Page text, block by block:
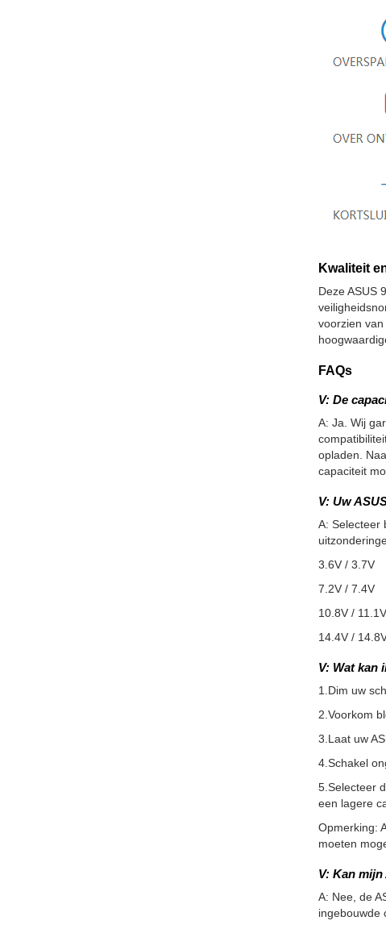
Kwaliteit
Deze ASUS
voorzien
FAQs
V: De
A: Ja. Wij
opladen.
capaciteit
V: Uw
A: Selecteer
3.6V / 3.7V
7.2V / 7.4V
10.8V / 11.1V
14.4V /
V: Wat kan
1.Dim uw
2.Voorkom
3.Laat uw
4.Schakel
5.Selecteer
een lagere
Opmerking:
moeten
V: Kan
A: Nee, de
ingebouwde